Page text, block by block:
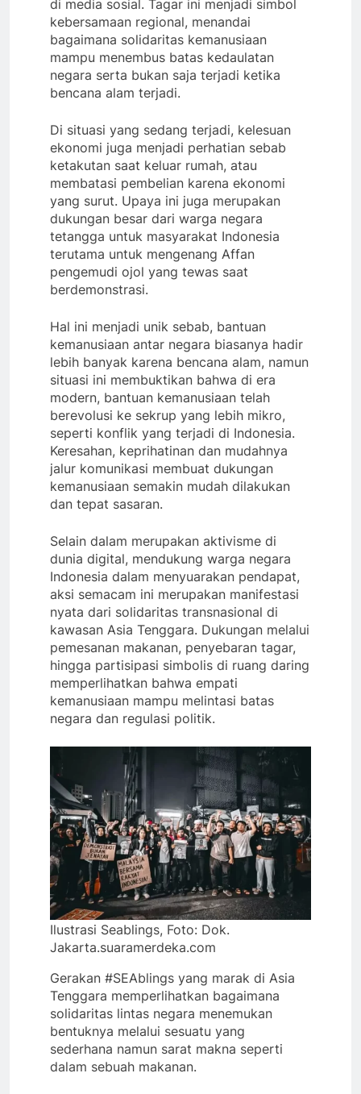
di media sosial. Tagar ini menjadi simbol
kebersamaan regional, menandai
bagaimana solidaritas kemanusiaan
mampu menembus batas kedaulatan
negara serta bukan saja terjadi ketika
bencana alam terjadi.
Di situasi yang sedang terjadi, kelesuan
ekonomi juga menjadi perhatian sebab
ketakutan saat keluar rumah, atau
membatasi pembelian karena ekonomi
yang surut. Upaya ini juga merupakan
dukungan besar dari warga negara
tetangga untuk masyarakat Indonesia
terutama untuk mengenang Affan
pengemudi ojol yang tewas saat
berdemonstrasi.
Hal ini menjadi unik sebab, bantuan
kemanusiaan antar negara biasanya hadir
lebih banyak karena bencana alam, namun
situasi ini membuktikan bahwa di era
modern, bantuan kemanusiaan telah
berevolusi ke sekrup yang lebih mikro,
seperti konflik yang terjadi di Indonesia.
Keresahan, keprihatinan dan mudahnya
jalur komunikasi membuat dukungan
kemanusiaan semakin mudah dilakukan
dan tepat sasaran.
Selain dalam merupakan aktivisme di
dunia digital, mendukung warga negara
Indonesia dalam menyuarakan pendapat,
aksi semacam ini merupakan manifestasi
nyata dari solidaritas transnasional di
kawasan Asia Tenggara. Dukungan melalui
pemesanan makanan, penyebaran tagar,
hingga partisipasi simbolis di ruang daring
memperlihatkan bahwa empati
kemanusiaan mampu melintasi batas
negara dan regulasi politik.
Ilustrasi Seablings, Foto: Dok.
Jakarta.suaramerdeka.com
Gerakan #SEAblings yang marak di Asia
Tenggara memperlihatkan bagaimana
solidaritas lintas negara menemukan
bentuknya melalui sesuatu yang
sederhana namun sarat makna seperti
dalam sebuah makanan.